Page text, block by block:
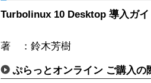
Turbolinux 10 Desktop 導入ガイ
著 ：鈴木芳樹
ぷらっとオンライン ご購入の